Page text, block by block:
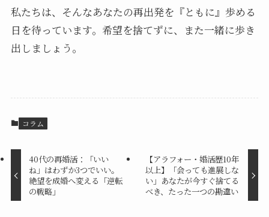
私たちは、そんなあなたの再出発を『ともに』歩める
日を待っています。希望を捨てずに、また一緒に歩き
出しましょう。
コラム
40代の再婚活：「いい
ね」はわずか3つでいい。
絶望を成婚へ変える「逆転
の戦略」
【アラフォー・婚活歴10年
以上】「会っても進展しな
い」あなたが今すぐ捨てる
べき、たった一つの勘違い